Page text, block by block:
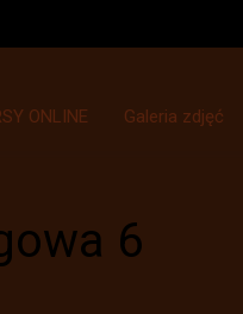
ONLINE Galeria zdjęć
6